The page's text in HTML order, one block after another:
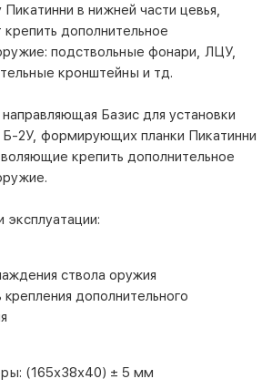
в нижней части цевья,
крепить дополнительное
подствольные фонари, ЛЦУ,
кронштейны и тд.
Базис для установки
2У, формирующих планки Пикатинни
крепить дополнительное
ствола оружия
дополнительного
(165х38х40) ± 5 мм